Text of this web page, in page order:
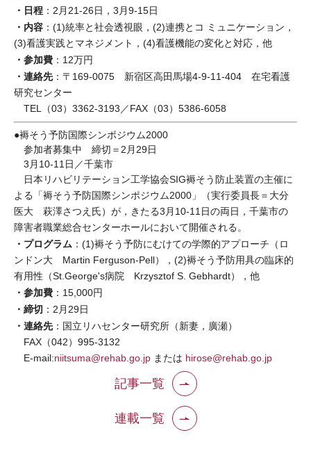
・日程 ：2月21-26日，3月9-15日
・内容 ：(1)統率と社会透視眼，(2)連携とコ ミュニケーション，
(3)看護実践とマネジメント，(4)看護機能の変化と対応，他
・参加費 ：12万円
・連絡先：〒169-0075 新宿区高田馬場4-9-11-404 在宅看護
研究センター
TEL（03）3362-3193／FAX（03）5386-6058
●褥そう予防国際シンポジウム2000
参加者募集中 締切＝2月29日
3月10-11日／千葉市
日本リハビリテーション工学協会SIG褥そう防止装置の主催に
よる「褥そう予防国際シンポジウム2000」（実行委員長＝大分
医大 萩澤さつえ氏）が，きたる3月10-11日の両日，千葉市の
障害者職業総合センターホールにおいて開催される。
・プログラム ：(1)褥そう予防にむけての学際的アプローチ（ロ
ンドン大 Martin Ferguson-Pell），(2)褥そう予防用具の臨床的
有用性（St.George's病院 Krzysztof S. Gebhardt），他
・参加費 ：15,000円
・締切 ：2月29日
・連絡先：国立リハセンター研究所（新妻，廣瀬）
FAX（042）995-3132
E-mail:niitsuma@rehab.go.jp または hirose@rehab.go.jp
記事一覧
連載一覧